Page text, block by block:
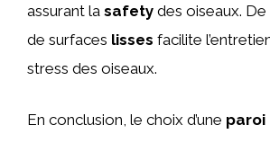
assurant la safety des oiseaux.
de surfaces lisses facilite
stress des oiseaux.
En conclusion, le choix d’une paroi